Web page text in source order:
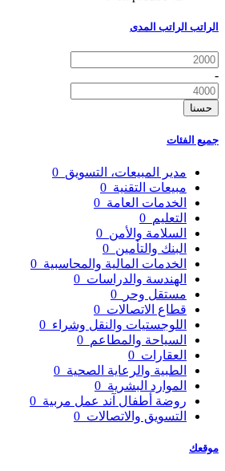
الراتب الراتب المدى
-
حسنا
جميع الفئات
مدير المبيعات، التسويق
مبيعات التقنية
الخدمات العامة
التعليم
السلامة والأمن
البنك والتأمين
الخدمات المالية والمحاسبية
الهندسة والدراسات
مستقل وحر
قطاع الاتصالات
اللوجستيات والنقل وشراء
السياحة والمطاعم
العقارات
الطبية والرعاية الصحية
الموارد البشرية
روضة أطفال آند عمل مربية
التسويق والاتصالات
موقعك